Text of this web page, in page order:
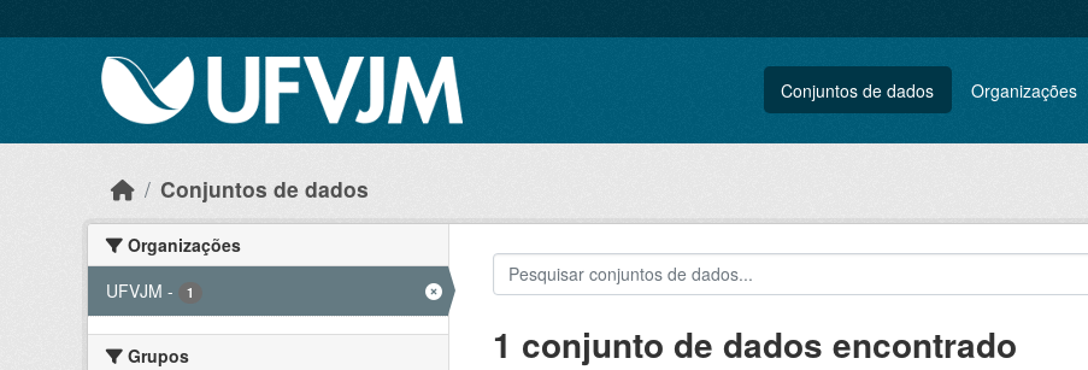
Conjuntos de dados Organizações
Conjuntos de dados
Organizações
UFVJM - 1
Grupos
1 conjunto de dados encontrado